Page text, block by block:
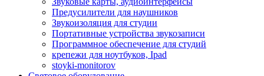
Предусилители для наушников
Звукоизоляция для студии
Портативные устройства звукозаписи
Программное обеспечение для студий
крепежи для ноутбуков, Ipad
stoyki-monitorov